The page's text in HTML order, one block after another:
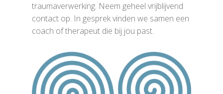
traumaverwerking. Neem geheel vrijblijvend
contact op. In gesprek vinden we samen een
coach of therapeut die bij jou past.